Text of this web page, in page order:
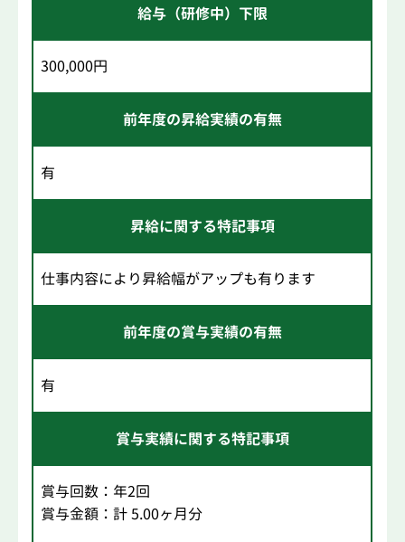
給与（研修中）下限
300,000円
前年度の昇給実績の有無
有
昇給に関する特記事項
仕事内容により昇給幅がアップも有ります
前年度の賞与実績の有無
有
賞与実績に関する特記事項
賞与回数：年2回
賞与金額：計 5.00ヶ月分